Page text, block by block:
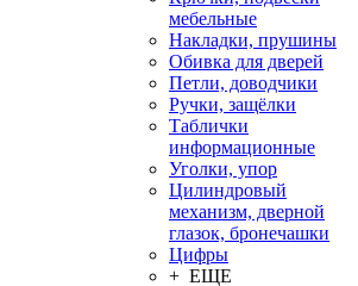
мебельные
Накладки, прушины
Обивка для дверей
Петли, доводчики
Ручки, защёлки
Таблички
информационные
Уголки, упор
Цилиндровый
механизм, дверной
глазок, бронечашки
Цифры
+ ЕЩЕ